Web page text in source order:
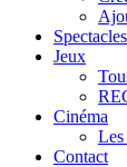
Spectacles
Jeux
Cinéma
Les
Contact